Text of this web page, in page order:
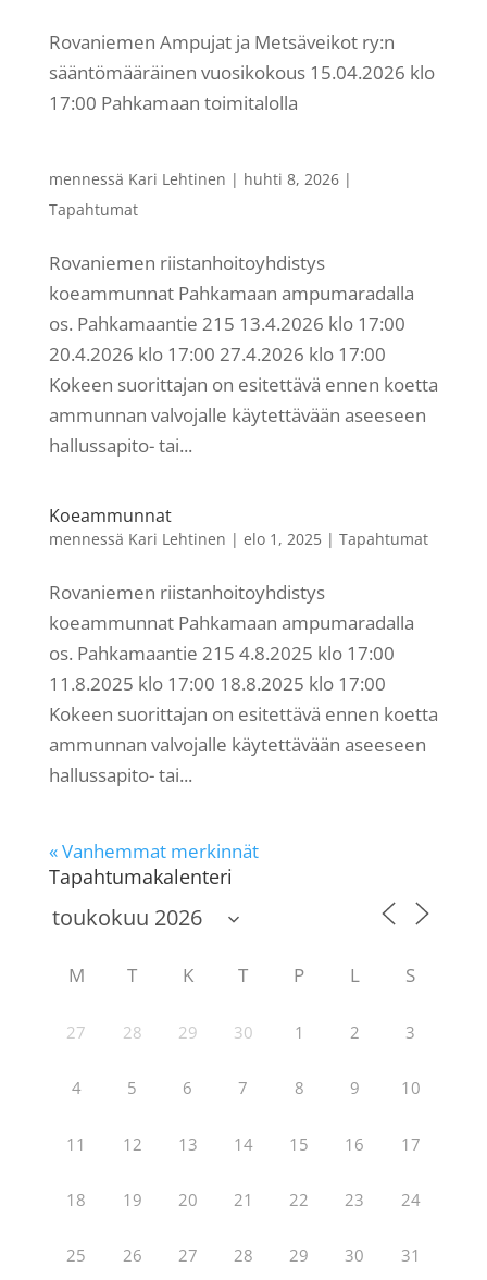
Rovaniemen Ampujat ja Metsäveikot ry:n
sääntömääräinen vuosikokous 15.04.2026 klo
17:00 Pahkamaan toimitalolla
mennessä Kari Lehtinen | huhti 8, 2026|
Tapahtumat
Rovaniemen riistanhoitoyhdistys
koeammunnat Pahkamaan ampumaradalla
os. Pahkamaantie 215 13.4.2026 klo 17:00
20.4.2026 klo 17:00 27.4.2026 klo 17:00
Kokeen suorittajan on esitettävä ennen koetta
ammunnan valvojalle käytettävään aseeseen
hallussapito- tai...
Koeammunnat
mennessä Kari Lehtinen | elo 1, 2025| Tapahtumat
Rovaniemen riistanhoitoyhdistys
koeammunnat Pahkamaan ampumaradalla
os. Pahkamaantie 215 4.8.2025 klo 17:00
11.8.2025 klo 17:00 18.8.2025 klo 17:00
Kokeen suorittajan on esitettävä ennen koetta
ammunnan valvojalle käytettävään aseeseen
hallussapito- tai...
« Vanhemmat merkinnät
Tapahtumakalenteri
M T K T P L S
27 28 29 30 1 2 3
4 5 6 7 8 9 10
11 12 13 14 15 16 17
18 19 20 21 22 23 24
25 26 27 28 29 30 31